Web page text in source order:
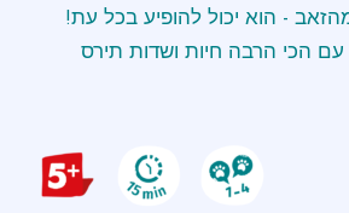
- הוא יכול להופיע בכל עת!
הכי הרבה חיות ושדות תירס